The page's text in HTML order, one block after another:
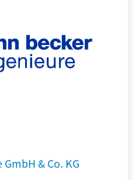
& Co. KG